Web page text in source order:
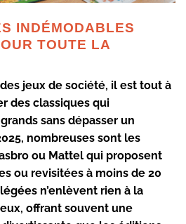
INDÉMODABLES
TOUTE LA
jeux de société, il est tout à
des classiques qui
sans dépasser un
nombreuses sont les
ou Mattel qui proposent
ou revisitées à moins de 20
n’enlèvent rien à la
offrant souvent une